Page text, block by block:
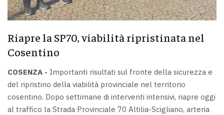
Riapre la SP70, viabilità ripristinata nel
Cosentino
COSENZA - Importanti risultati sul fronte della sicurezza e
del ripristino della viabilità provinciale nel territorio
cosentino. Dopo settimane di interventi intensivi, riapre oggi
al traffico la Strada Provinciale 70 Altilia-Scigliano, arteria